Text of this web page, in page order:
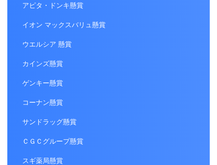
アピタ・ドンキ懸賞
イオン マックスバリュ懸賞
ウエルシア 懸賞
カインズ懸賞
ゲンキー懸賞
コーナン懸賞
サンドラッグ懸賞
ＣＧＣグループ懸賞
スギ薬局懸賞